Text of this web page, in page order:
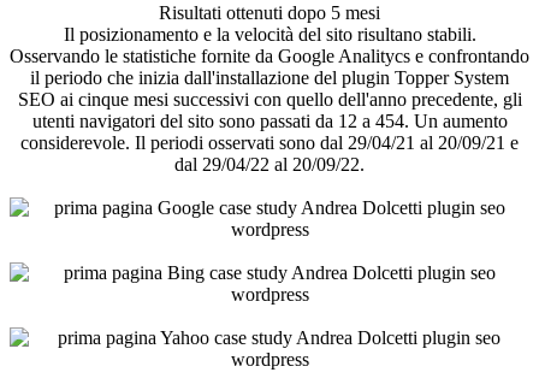
Risultati ottenuti dopo 5 mesi
Il posizionamento e la velocità del sito risultano stabili.
Osservando le statistiche fornite da Google Analitycs e confrontando
il periodo che inizia dall'installazione del plugin Topper System
SEO ai cinque mesi successivi con quello dell'anno precedente, gli
utenti navigatori del sito sono passati da 12 a 454. Un aumento
considerevole. Il periodi osservati sono dal 29/04/21 al 20/09/21 e
dal 29/04/22 al 20/09/22.